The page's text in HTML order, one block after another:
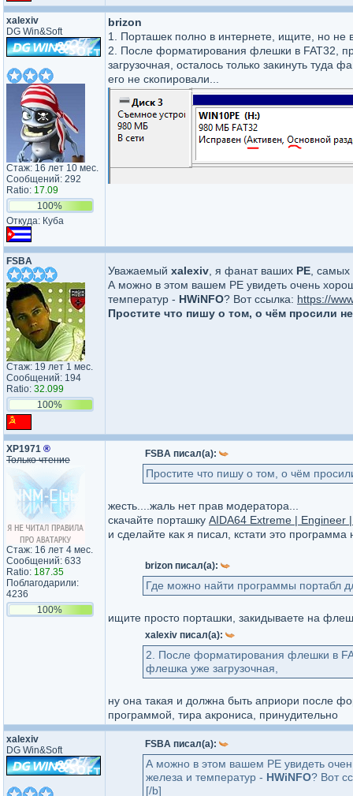
xalexiv
DG Win&Soft
Стаж: 16 лет 10 мес.
Сообщений: 292
Ratio: 17.09
100%
Откуда: Куба
brizon
1. Порташек полно в интернете, ищите, но не
2. После форматирования флешки в FAT32,
загрузочная, осталось только закинуть
его не скопировали...
FSBA
Стаж: 19 лет 1 мес.
Сообщений: 194
Ratio: 32.099
100%
Уважаемый xalexiv , я фанат ваших PE ,
А можно в этом вашем PE увидеть очень
температур - HWiNFO? Вот ссылка: https://
Простите что пишу о том, о чём просили
XP1971 ®
Только чтение
Стаж: 16 лет 4 мес.
Сообщений: 633
Ratio: 187.35
Поблагодарили:
4236
100%
FSBA писал(а):
Простите что пишу о том, о чём
жесть....жаль нет прав модератора...
скачайте порташку AIDA64 Extreme | Engineer
и сделайте как я писал, кстати это
brizon писал(а):
Где можно найти программы портабл
ищите просто порташки, закидываете на
xalexiv писал(а):
2. После форматирования флешки в
флешка уже загрузочная,
ну она такая и должна быть априори после
программой, тира акрониса, принудительно
xalexiv
DG Win&Soft
FSBA писал(а):
А можно в этом вашем PE увидеть
железа и температур - HWiNFO? Вот
[/b]